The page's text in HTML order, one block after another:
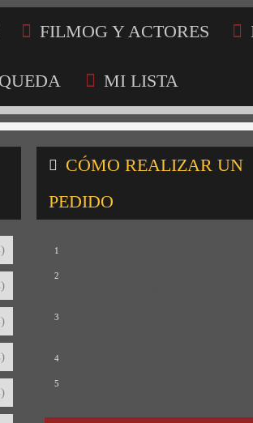
FILMOG Y ACTORES
MI LISTA
CÓMO REALIZAR UN
PEDIDO
1
2
3
4
5